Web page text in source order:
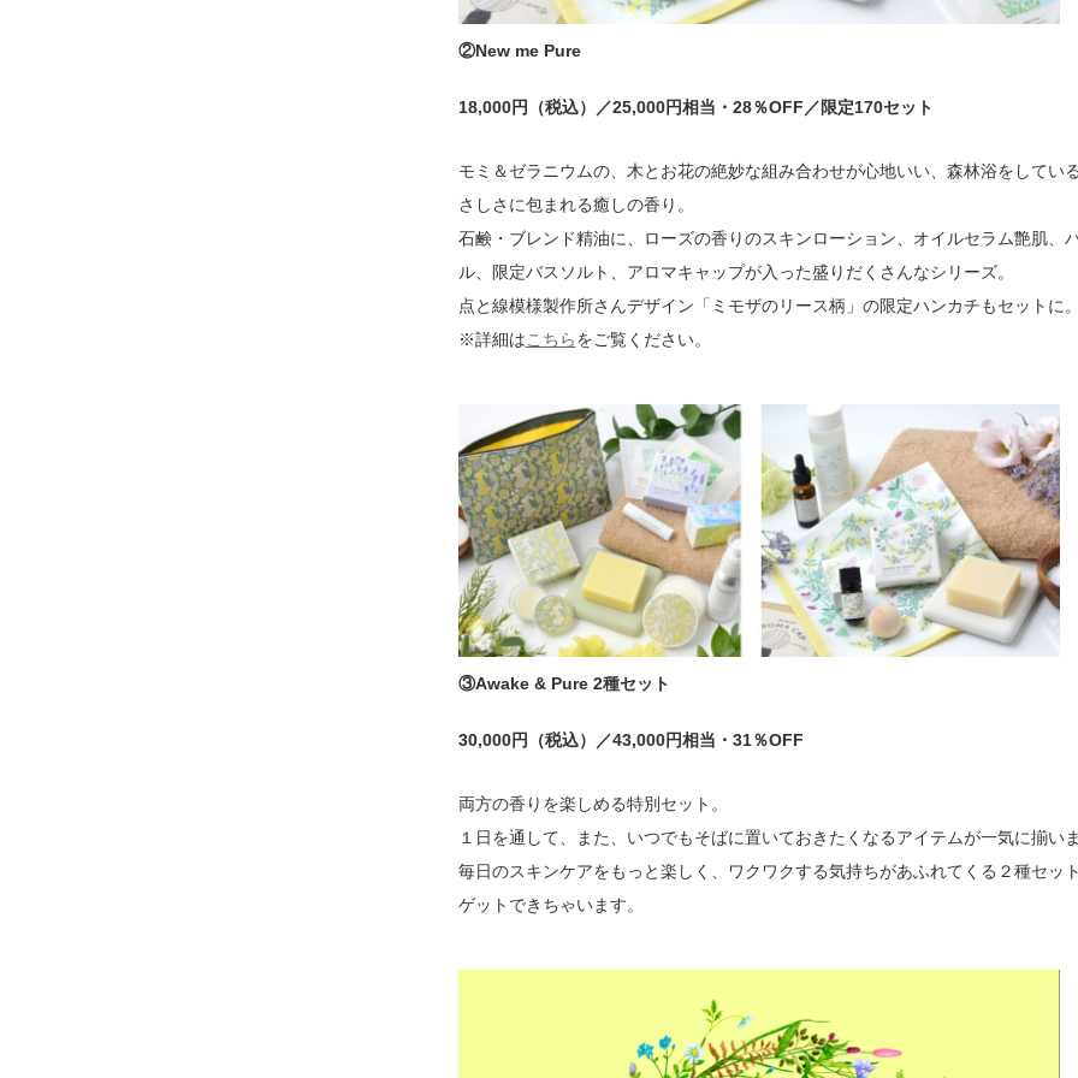
②New me Pure
18,000円（税込）／25,000円相当・28％OFF／限定170セット
モミ＆ゼラニウムの、木とお花の絶妙な組み合わせが心地いい、森林浴をしてい
さしさに包まれる癒しの香り。
石鹸・ブレンド精油に、ローズの香りのスキンローション、オイルセラム艶肌、
ル、限定バスソルト、アロマキャップが入った盛りだくさんなシリーズ。
点と線模様製作所さんデザイン「ミモザのリース柄」の限定ハンカチもセットに。
※詳細はこちらをご覧ください。
③Awake & Pure 2種セット
30,000円（税込）／43,000円相当・31％OFF
両方の香りを楽しめる特別セット。
１日を通して、また、いつでもそばに置いておきたくなるアイテムが一気に揃いま
毎日のスキンケアをもっと楽しく、ワクワクする気持ちがあふれてくる２種セッ
ゲットできちゃいます。